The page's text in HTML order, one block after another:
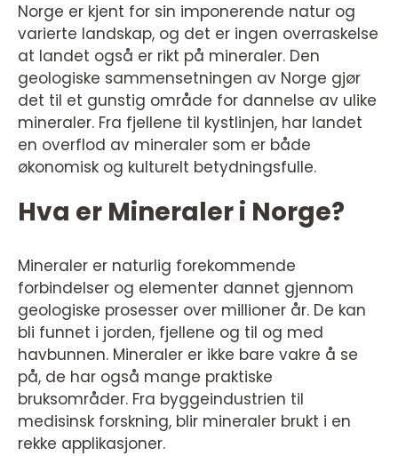
Norge er kjent for sin imponerende natur og
varierte landskap, og det er ingen overraskelse
at landet også er rikt på mineraler. Den
geologiske sammensetningen av Norge gjør
det til et gunstig område for dannelse av ulike
mineraler. Fra fjellene til kystlinjen, har landet
en overflod av mineraler som er både
økonomisk og kulturelt betydningsfulle.
Hva er Mineraler i Norge?
Mineraler er naturlig forekommende
forbindelser og elementer dannet gjennom
geologiske prosesser over millioner år. De kan
bli funnet i jorden, fjellene og til og med
havbunnen. Mineraler er ikke bare vakre å se
på, de har også mange praktiske
bruksområder. Fra byggeindustrien til
medisinsk forskning, blir mineraler brukt i en
rekke applikasjoner.